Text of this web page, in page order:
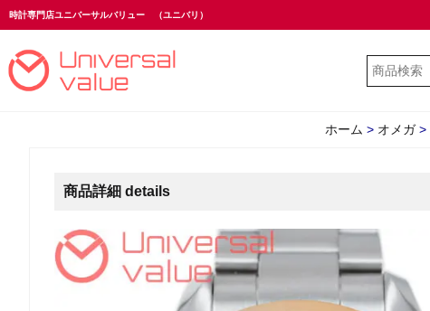
時計専門店ユニバーサルバリュー （ユニバリ）
ホーム > オメガ>
商品詳細 details